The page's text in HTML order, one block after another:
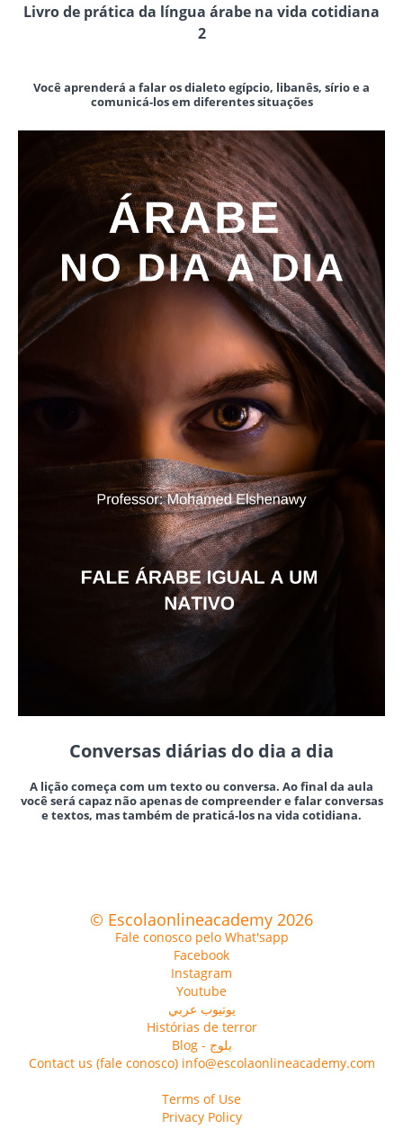
Livro de prática da língua árabe na vida cotidiana
2
Você aprenderá a falar os dialeto egípcio, libanês, sírio e a
comunicá-los em diferentes situações
Conversas diárias do dia a dia
A lição começa com um texto ou conversa. Ao final da aula
você será capaz não apenas de compreender e falar conversas
e textos, mas também de praticá-los na vida cotidiana.
© Escolaonlineacademy 2026
Fale conosco pelo What'sapp
Facebook
Instagram
Youtube
يوتيوب عربي
Histórias de terror
Blog - بلوج
Contact us (fale conosco) info@escolaonlineacademy.com
Terms of Use
Privacy Policy